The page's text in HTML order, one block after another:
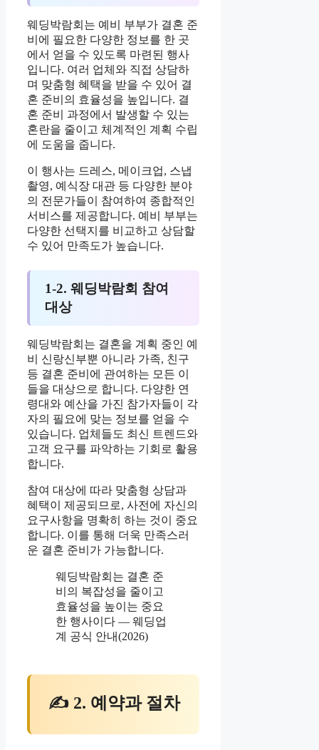
웨딩박람회는 예비 부부가 결혼 준
비에 필요한 다양한 정보를 한 곳
에서 얻을 수 있도록 마련된 행사
입니다. 여러 업체와 직접 상담하
며 맞춤형 혜택을 받을 수 있어 결
혼 준비의 효율성을 높입니다. 결
혼 준비 과정에서 발생할 수 있는
혼란을 줄이고 체계적인 계획 수립
에 도움을 줍니다.
이 행사는 드레스, 메이크업, 스냅
촬영, 예식장 대관 등 다양한 분야
의 전문가들이 참여하여 종합적인
서비스를 제공합니다. 예비 부부는
다양한 선택지를 비교하고 상담할
수 있어 만족도가 높습니다.
1-2. 웨딩박람회 참여
대상
웨딩박람회는 결혼을 계획 중인 예
비 신랑신부뿐 아니라 가족, 친구
등 결혼 준비에 관여하는 모든 이
들을 대상으로 합니다. 다양한 연
령대와 예산을 가진 참가자들이 각
자의 필요에 맞는 정보를 얻을 수
있습니다. 업체들도 최신 트렌드와
고객 요구를 파악하는 기회로 활용
합니다.
참여 대상에 따라 맞춤형 상담과
혜택이 제공되므로, 사전에 자신의
요구사항을 명확히 하는 것이 중요
합니다. 이를 통해 더욱 만족스러
운 결혼 준비가 가능합니다.
웨딩박람회는 결혼 준
비의 복잡성을 줄이고
효율성을 높이는 중요
한 행사이다 — 웨딩업
계 공식 안내(2026)
✍ 2. 예약과 절차